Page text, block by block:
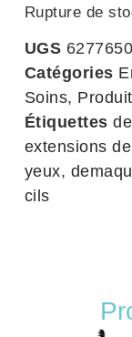
Rupture de
UGS
Catégories
Soins,
Étiquettes
extensions
yeux,
cils